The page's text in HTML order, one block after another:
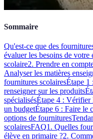
Sommaire
Qu'est-ce que des
évaluer les besoins de votre
scolaire2. Prendre en
Analyser les matières
fournitures scolairesÉtape 1
renseigner sur les produits
spécialisésÉtape 4 : Vérifier
un budgetÉtape 6 : Faire le
options de fournitures
scolairesFAQ1. Quelles
élève en primaire ?2.